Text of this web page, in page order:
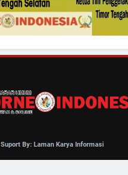
Suport By: Laman Karya Informasi